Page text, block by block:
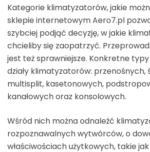
Kategorie klimatyzatorów, jakie
sklepie internetowym Aero7.pl
szybciej podjąć decyzję, w jakie
chcieliby się zaopatrzyć.
jest też sprawniejsze. Konkretne
działy klimatyzatorów: przenośnych,
multisplit, kasetonowych,
kanałowych oraz konsolowych.
Wśród nich można odnaleźć
rozpoznawalnych wytwórców, o
właściwościach użytkowych, takie